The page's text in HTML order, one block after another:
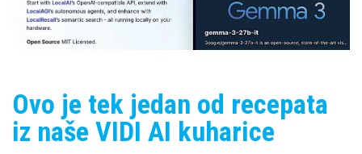
Ovo je tek jedan od recepata
iz naše VIDI AI kuharice